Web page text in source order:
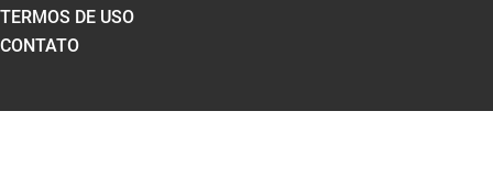
TERMOS DE USO
CONTATO